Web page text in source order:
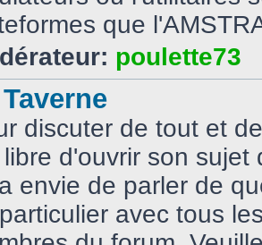
que
poulette73
discuter de tout et
d'ouvrir son sujet
envie de parler de
avec tous